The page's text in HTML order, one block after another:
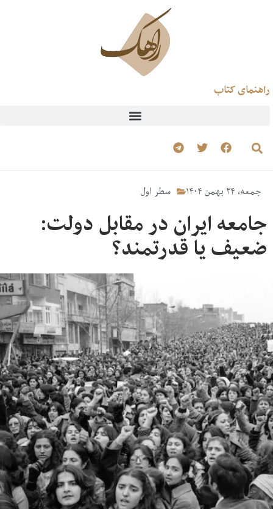
راهنمای کتاب
جمعه، ۲۴ بهمن ۱۴۰۴ سطر اول
جامعه ایران در مقابل دولت:
ضعیف یا قدرتمند؟